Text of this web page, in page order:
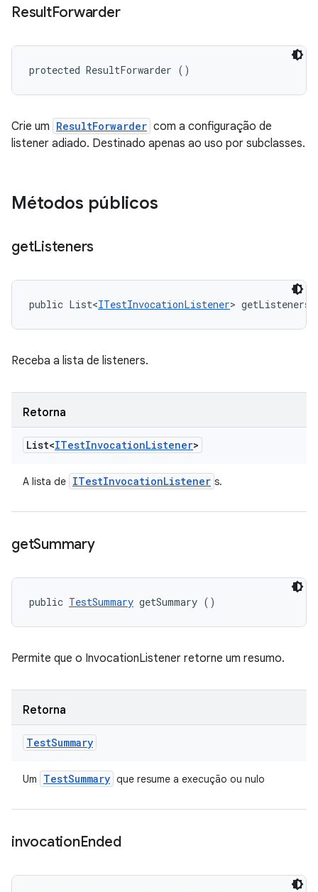
ResultForwarder
protected ResultForwarder ()
Crie um ResultForwarder com a configuração de
listener adiado. Destinado apenas ao uso por subclasses.
Métodos públicos
getListeners
public List<ITestInvocationListener>
Receba a lista de listeners.
Retorna
List<ITestInvocationListener>
A lista de ITestInvocationListener s.
getSummary
public TestSummary getSummary ()
Permite que o InvocationListener retorne um resumo.
Retorna
TestSummary
Um TestSummary que resume a execução ou nulo
invocationEnded